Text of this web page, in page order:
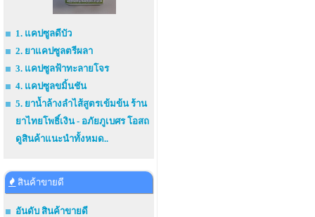
1. แคปซูลดีบัว
2. ยาแคปซูลตรีผลา
3. แคปซูลฟ้าทะลายโจร
4. แคปซูลขมิ้นชัน
5. ยาน้ำล้างลำไส้สูตรเข้มข้น ร้าน
ยาไทยโพธิ์เงิน - อภัยภูเบศร โอสถ
ดูสินค้าแนะนำทั้งหมด..
สินค้าขายดี
อันดับ สินค้าขายดี